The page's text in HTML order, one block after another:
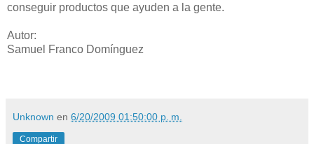
conseguir productos que ayuden a la gente.
Autor:
Samuel Franco Domínguez
Unknown en 6/20/2009 01:50:00 p. m.
Compartir